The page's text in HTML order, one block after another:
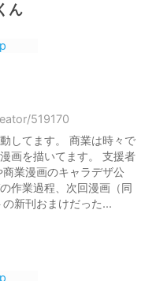
ん
519170
してます。 商業は時々で
画を描いてます。 支援者
業漫画のキャラデザ公
作業過程、次回漫画（同
新刊おまけだった...